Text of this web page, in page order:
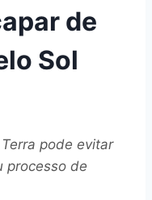
de
Sol
pode evitar
processo de